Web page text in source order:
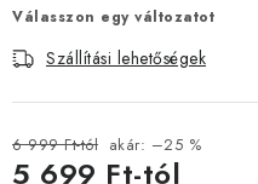
Válasszon egy változatot
Szállítási lehetőségek
6 999 Ft-tól akár: –25 %
5 699 Ft-tól